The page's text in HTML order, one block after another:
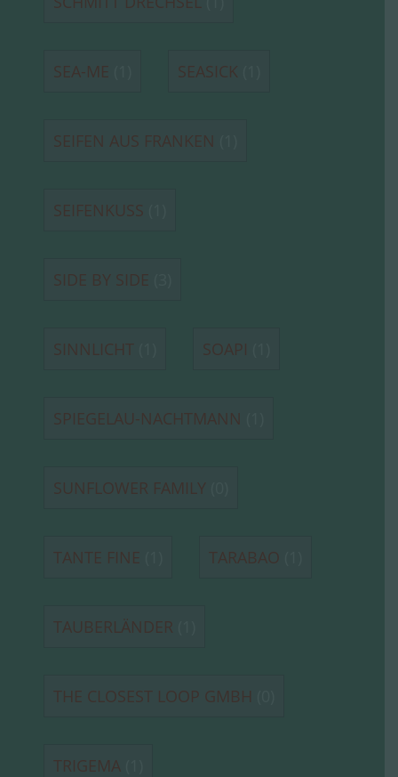
SEA-ME SEASICK
SEIFEN AUS FRANKEN
SEIFENKUSS
SIDE BY SIDE
SINNLICHT SOAPI
SPIEGELAU-NACHTMANN
SUNFLOWER FAMILY
TANTE FINE TARABAO
TAUBERLÄNDER
THE CLOSEST LOOP GMBH
TRIGEMA